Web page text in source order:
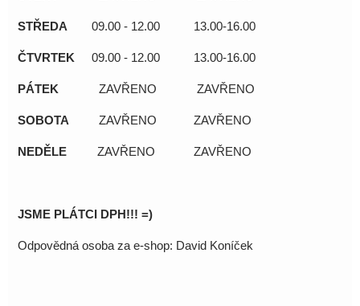
STŘEDA 09.00 - 12.00 13.00-16.00
ČTVRTEK 09.00 - 12.00 13.00-16.00
PÁTEK ZAVŘENO ZAVŘENO
SOBOTA ZAVŘENO ZAVŘENO
NEDĚLE ZAVŘENO ZAVŘENO
JSME PLÁTCI DPH !!! =)
Odpovědná osobaza e-shop: David Koníček